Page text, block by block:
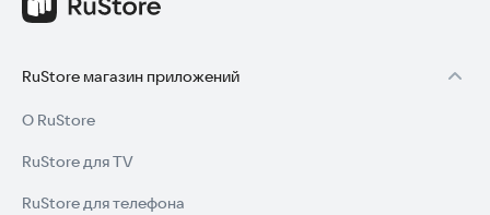
RuStore магазин приложений
О RuStore
RuStore для TV
RuStore для телефона